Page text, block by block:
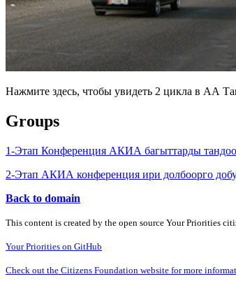
Нажмите здесь, чтобы увидеть 2 цикла в АА
Groups
1-Этап Конференция АКИА багыттарды тандоо
2-Этап АКИА конференция ири долбоорго
Back to domain
This content is created by the open source Your Priorities
Your Priorities on GitHub
Check out the Citizens Foundation website for more